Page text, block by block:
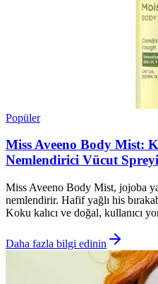
Popüler
Miss Aveeno Body Mist:
Nemlendirici Vücut
Miss Aveeno Body Mist, jojoba
nemlendirir. Hafif yağlı his
Koku kalıcı ve doğal, kullanıcı
Daha fazla bilgi edinin